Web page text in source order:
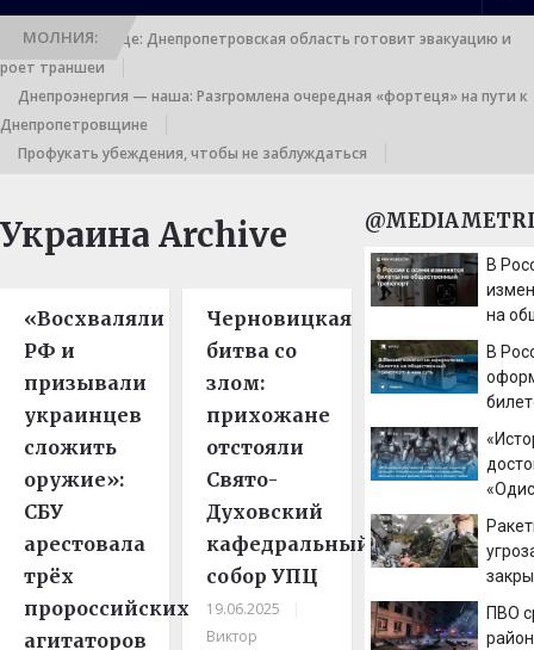
МОЛНИЯ:
Выход к границе: Днепропетровская область готовит эвакуацию и
роет траншеи
Днепроэнергия — наша: Разгромлена очередная «фортеця» на пути к
Днепропетровщине
Профукать убеждения, чтобы не заблуждаться
Украина Archive
«Восхваляли
РФ и
призывали
украинцев
сложить
оружие»:
СБУ
арестовала
трёх
пророссийских
агитаторов
Черновицкая
битва со
злом:
прихожане
отстояли
Свято-
Духовский
кафедральный
собор УПЦ
19.06.2025
Виктор
В
на
В
суть
по
ПВО